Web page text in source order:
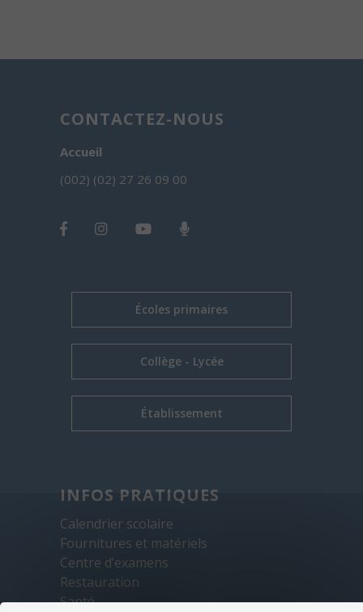
CONTACTEZ-NOUS
Accueil
(002) (02) 27 26 09 00
Écoles primaires
Collège - Lycée
Établissement
INFOS PRATIQUES
Calendrier scolaire
Fournitures et matériels
Centre d’examens
Restauration
Santé